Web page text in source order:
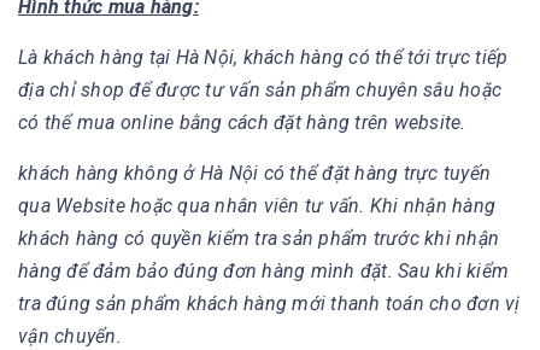
Hình thức mua hàng:
Là khách hàng tại Hà Nội, khách hàng có thể tới trực tiếp
địa chỉ shop để được tư vấn sản phẩm chuyên sâu hoặc
có thể mua online bằng cách đặt hàng trên website.
khách hàng không ở Hà Nội có thể đặt hàng trực tuyến
qua Website hoặc qua nhân viên tư vấn. Khi nhận hàng
khách hàng có quyền kiểm tra sản phẩm trước khi nhận
hàng để đảm bảo đúng đơn hàng mình đặt. Sau khi kiểm
tra đúng sản phẩm khách hàng mới thanh toán cho đơn vị
vận chuyển.